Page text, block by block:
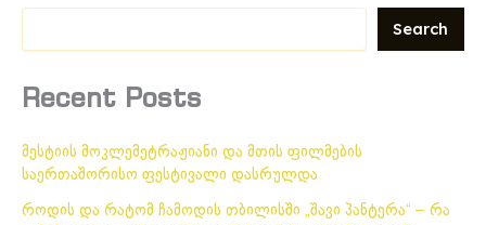
Search
Recent Posts
მესტიის მოკლემეტრაჟიანი და მთის ფილმების
საერთაშორისო ფესტივალი დასრულდა
როდის და რატომ ჩამოდის თბილისში „შავი პანტერა“ – რა